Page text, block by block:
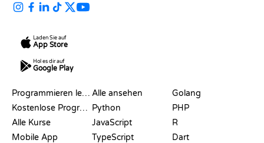
Laden Sie auf
App Store
Hol es dir auf
Google Play
Programmieren lernen
Kostenlose Programmier-Websites
Alle Kurse
Mobile App
Alle ansehen
Python
JavaScript
TypeScript
Golang
PHP
R
Dart